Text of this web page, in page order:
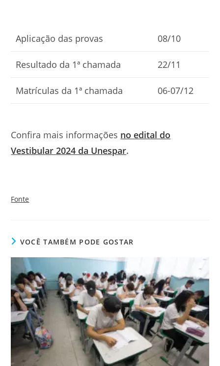
Aplicação das provas 08/10
Resultado da 1ª chamada 22/11
Matrículas da 1ª chamada 06-07/12
Confira mais informações no edital do
Vestibular 2024 da Unespar.
Fonte
VOCÊ TAMBÉM PODE GOSTAR